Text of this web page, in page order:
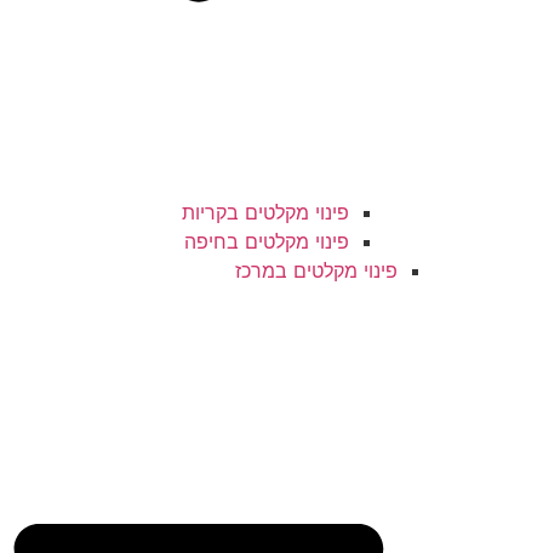
פינוי מקלטים בקריות
פינוי מקלטים בחיפה
פינוי מקלטים במרכז